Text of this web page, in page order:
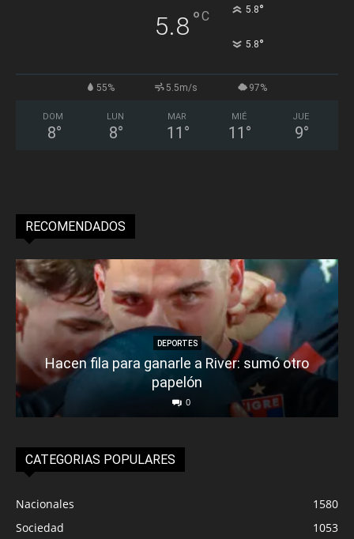
5.8°C 5.8°
5.8°
55% 5.5m/s 97%
DOM
8°
LUN
8°
MAR
11 °
MIÉ
11 °
JUE
9°
RECOMENDADOS
DEPORTES
Hacen fila para ganarle a River: sumó otro
papelón
0
CATEGORIAS POPULARES
Nacionales
1580
Sociedad
1053